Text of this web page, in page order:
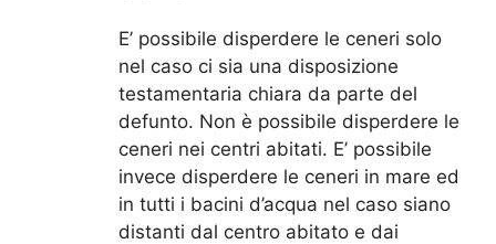
E’ possibile disperdere le ceneri solo
nel caso ci sia una disposizione
testamentaria chiara da parte del
defunto. Non è possibile disperdere le
ceneri nei centri abitati. E’ possibile
invece disperdere le ceneri in mare ed
in tutti i bacini d’acqua nel caso siano
distanti dal centro abitato e dai